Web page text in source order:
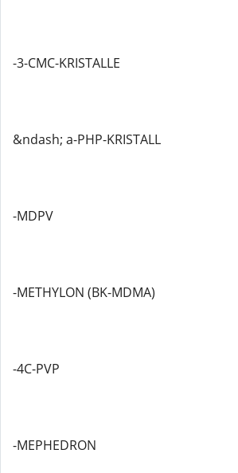
-3-CMC-KRISTALLE
&ndash; a-PHP-KRISTALL
-MDPV
-METHYLON (BK-MDMA)
-4C-PVP
-MEPHEDRON